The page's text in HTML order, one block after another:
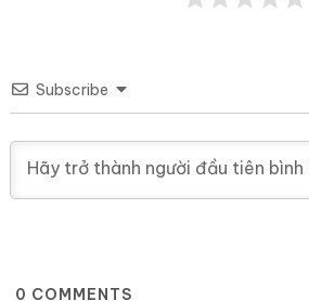
Subscribe
0 COMMENTS